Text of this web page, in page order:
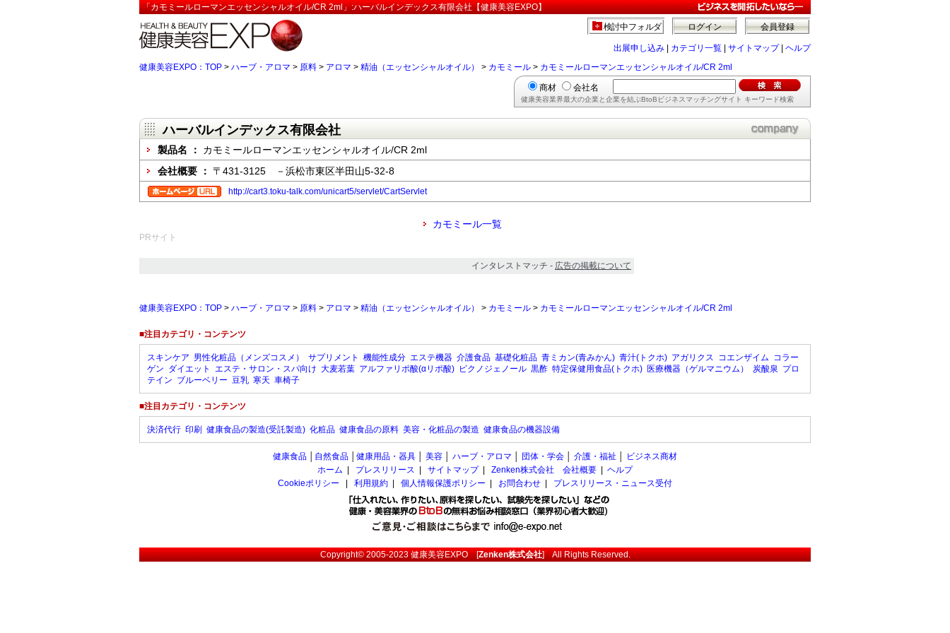
「カモミールローマンエッセンシャルオイル/CR 2ml」:ハーバルインデックス有限会社【健康美容EXPO】
会員登録
ログイン
検討中フォルダ
出展申し込み カテゴリ一覧 サイトマップ| ヘルプ
健康美容EXPO：TOP > ハーブ・アロマ > 原料 > アロマ > 精油（エッセンシャルオイル） > カモミール > カモミールローマンエッセンシャルオイル/CR 2ml
商材 会社名
健康美容業界最大の企業と企業を結ぶBtoBビジネスマッチングサイト キーワード検索
ハーバルインデックス有限会社
製品名 ： カモミールローマンエッセンシャルオイル/CR 2ml
会社概要 ： 〒431-3125 －浜松市東区半田山5-32-8
http://cart3.toku-talk.com/unicart5/servlet/CartServlet
カモミール一覧
PRサイト
インタレストマッチ - 広告の掲載について
健康美容EXPO：TOP > ハーブ・アロマ > 原料 > アロマ > 精油（エッセンシャルオイル） > カモミール > カモミールローマンエッセンシャルオイル/CR 2ml
■注目カテゴリ・コンテンツ
スキンケア 男性化粧品（メンズコスメ） サプリメント 機能性成分 エステ機器 介護食品 基礎化粧品 青ミカン(青みかん) 青汁(トクホ) アガリクス コエンザイム コラー
ゲン ダイエット エステ・サロン・スパ向け 大麦若葉 アルファリポ酸(αリポ酸) ピクノジェノール 黒酢 特定保健用食品(トクホ) 医療機器（ゲルマニウム） 炭酸泉 プロ
テイン ブルーベリー 豆乳 寒天 車椅子
■注目カテゴリ・コンテンツ
決済代行 印刷 健康食品の製造(受託製造) 化粧品 健康食品の原料 美容・化粧品の製造 健康食品の機器設備
健康食品 自然食品 健康用品・器具 美容 ハーブ・アロマ 団体・学会 介護・福祉
ビジネス商材
ホーム
プレスリリース サイトマップ| Zenken株式会社 会社概要
ヘルプ
Cookieポリシー
利用規約 個人情報保護ポリシー お問合わせ プレスリリース・ニュース受付
Copyright© 2005-2023健康美容EXPO[Zenken株式会社] All Rights Reserved.